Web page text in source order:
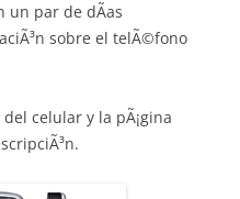
un par de dÃ­as
sobre el telÃ©fono
celular y la pÃ¡gina